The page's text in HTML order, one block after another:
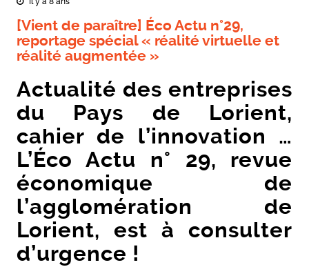
[Vient de paraître] Éco Actu n°29,
reportage spécial « réalité virtuelle et
réalité augmentée »
Actualité des entreprises
du Pays de Lorient,
cahier de l’innovation …
L’Éco Actu n° 29, revue
économique de
l’agglomération de
Lorient, est à consulter
d’urgence !